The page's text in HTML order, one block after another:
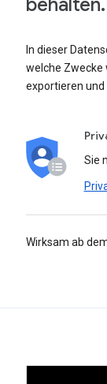
behalten.
In dieser
welche Zwecke
exportieren und
Sie
Wirksam ab